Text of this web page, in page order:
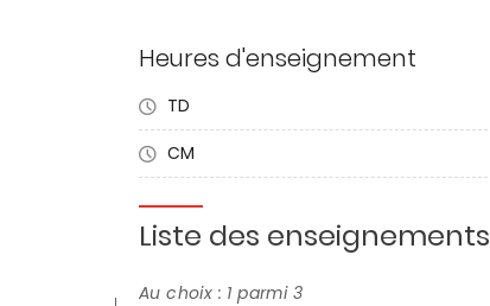
Heures d'enseignement
TD
CM
Liste des enseignements
Au choix : 1 parmi 3